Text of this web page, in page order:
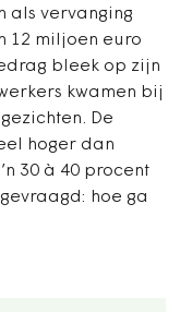
als vervanging
12 miljoen euro
bleek op zijn
kwamen bij
De
hoger dan
30 à 40 procent
hoe ga